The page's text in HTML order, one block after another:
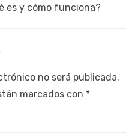
es y cómo funciona?
no será publicada.
marcados con *